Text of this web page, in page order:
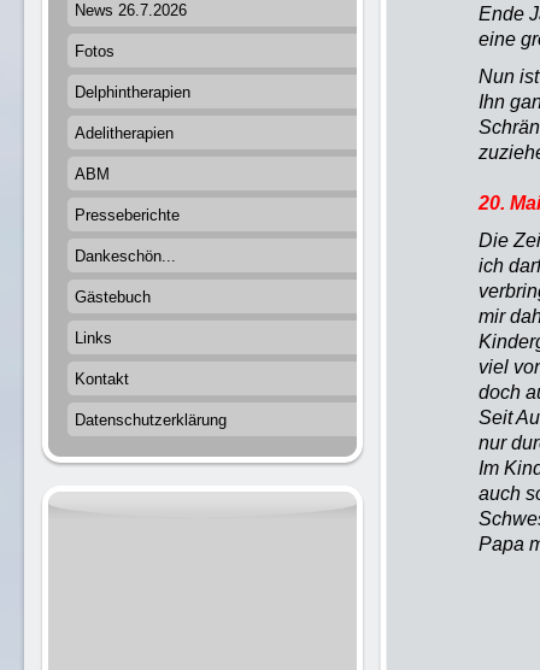
Ende
eine
Nun
Ihn
20.
Die
ich
mir
viel
doch
Seit
nur
Im
auch
Papa
News 26.7.2026
Fotos
Delphintherapien
Adelitherapien
ABM
Presseberichte
Dankeschön...
Gästebuch
Links
Kontakt
Datenschutzerklärung